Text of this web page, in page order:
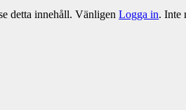
detta innehåll. VänligenLogga in. Inte